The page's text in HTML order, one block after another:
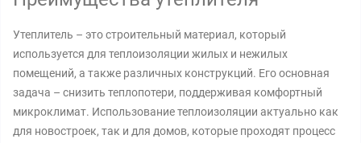
Утеплитель – это строительный материал, который
используется для теплоизоляции жилых и нежилых
помещений, а также различных конструкций. Его основная
задача – снизить теплопотери, поддерживая комфортный
микроклимат. Использование теплоизоляции актуально как
для новостроек, так и для домов, которые проходят процесс